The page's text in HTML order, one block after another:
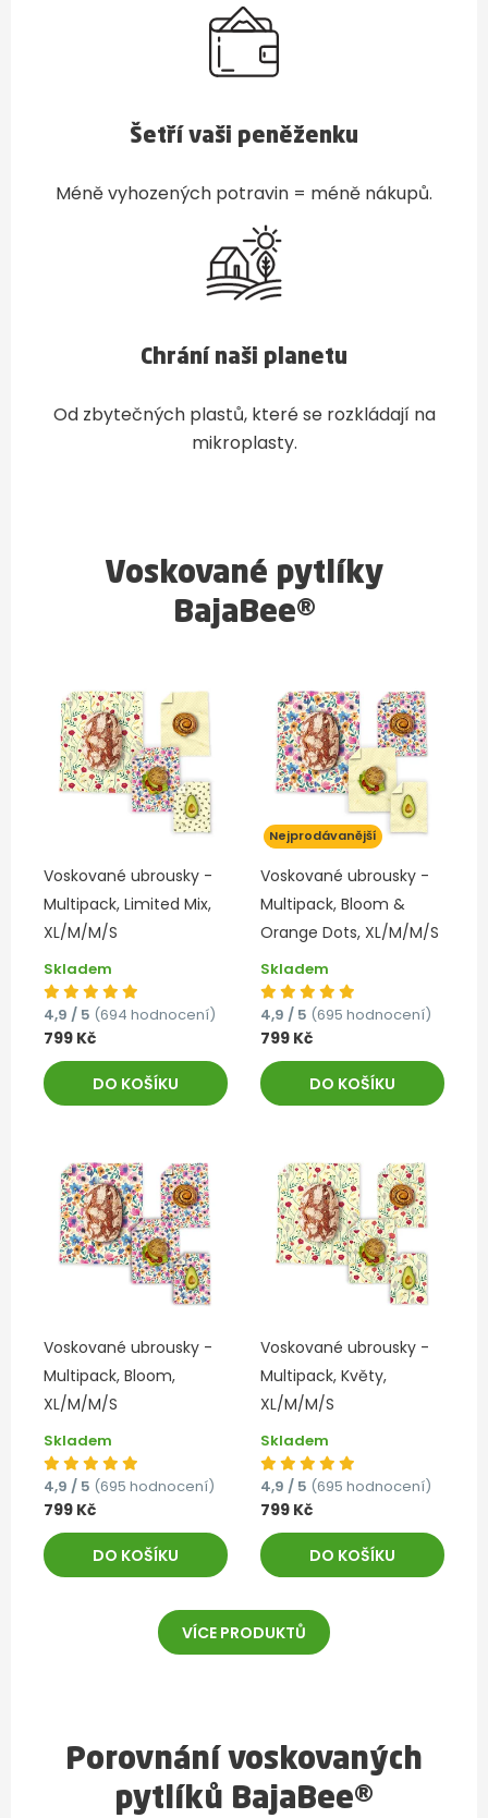
Šetří vaši peněženku
Méně vyhozených potravin = méně nákupů.
Chrání naši planetu
Od zbytečných plastů, které se rozkládají na
mikroplasty.
Voskované pytlíky
BajaBee®
Voskované ubrousky -
Multipack, Limited Mix,
XL/M/M/S
Skladem
4,9 / 5 (694 hodnocení)
799 Kč
DO KOŠÍKU
Nejprodávanější
Voskované ubrousky -
Multipack, Bloom &
Orange Dots, XL/M/M/S
Skladem
4,9 / 5 (695 hodnocení)
799 Kč
DO KOŠÍKU
Voskované ubrousky -
Multipack, Bloom,
XL/M/M/S
Skladem
4,9 / 5 (695 hodnocení)
799 Kč
DO KOŠÍKU
Voskované ubrousky -
Multipack, Květy,
XL/M/M/S
Skladem
4,9 / 5 (695 hodnocení)
799 Kč
DO KOŠÍKU
VÍCE PRODUKTŮ
Porovnání voskovaných
pytlíků BajaBee®